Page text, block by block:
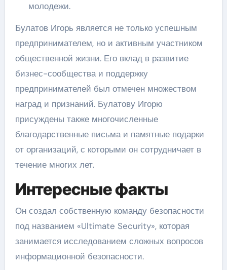
молодежи.
Булатов Игорь является не только успешным
предпринимателем, но и активным участником
общественной жизни. Его вклад в развитие
бизнес-сообщества и поддержку
предпринимателей был отмечен множеством
наград и признаний. Булатову Игорю
присуждены также многочисленные
благодарственные письма и памятные подарки
от организаций, с которыми он сотрудничает в
течение многих лет.
Интересные факты
Он создал собственную команду безопасности
под названием «Ultimate Security», которая
занимается исследованием сложных вопросов
информационной безопасности.